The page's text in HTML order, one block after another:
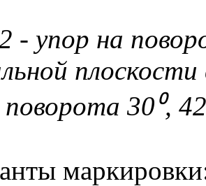
упор на
поворота 30⁰,